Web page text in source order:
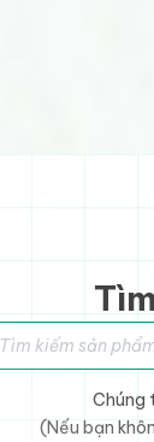
sản phẩm
Chúng
(Nếu bạn